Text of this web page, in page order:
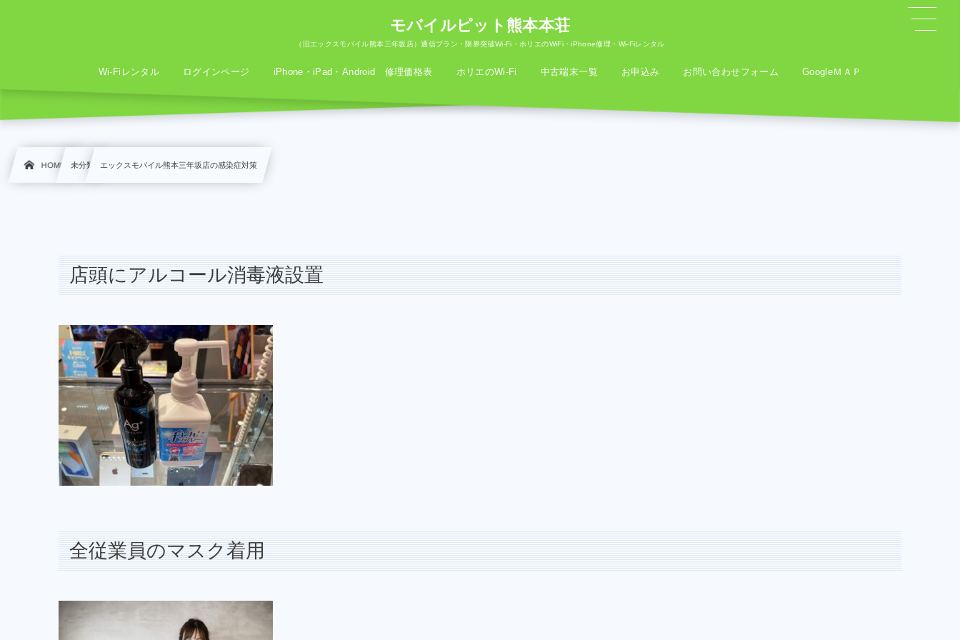
モバイルピット熊本本荘
（旧エックスモバイル熊本三年坂店）通信プラン・限界突破Wi-Fi・ホリエのWiFi・iPhone修理・Wi-Fiレンタル
Wi-Fiレンタル ログインページ iPhone・iPad・Android 修理価格表 ホリエのWi-Fi 中古端末一覧 お申込み お問い合わせフォーム GoogleＭＡＰ
HOME 未分類 エックスモバイル熊本三年坂店の感染症対策
店頭にアルコール消毒液設置
全従業員のマスク着用